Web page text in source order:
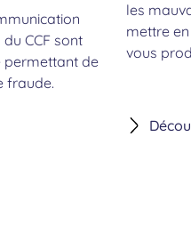
CCF sont
permettant de
fraude.
les
mettre
vous